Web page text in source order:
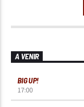
A VENIR
BIG UP!
17:00